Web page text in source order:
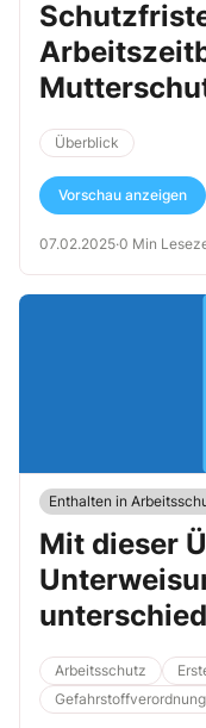
Überblick
Vorschau anzeigen
07.02.2025·0 Min
Enthalten in
Mit dieser
Arbeitsschutz